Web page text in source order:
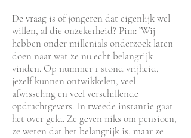
De vraag is of jongeren dat eigenlijk wel
willen, al die onzekerheid? Pim: ’Wij
hebben onder millenials onderzoek laten
doen naar wat ze nu echt belangrijk
vinden. Op nummer 1 stond vrijheid,
jezelf kunnen ontwikkelen, veel
afwisseling en veel verschillende
opdrachtgevers. In tweede instantie gaat
het over geld. Ze geven niks om pensioen,
ze weten dat het belangrijk is, maar ze